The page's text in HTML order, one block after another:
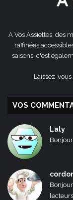
A Vos Assiettes, des
raffinées
saisons, c'est
Laissez-
VOS
Laly
lecteurs